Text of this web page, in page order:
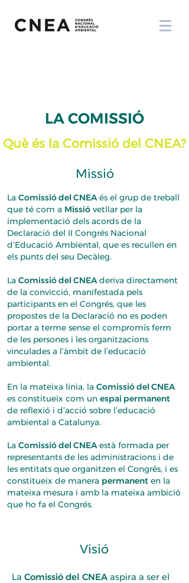
LA COMISSIÓ
Què és la Comissió del CNEA?
Missió
La Comissió del CNEAés el grup de treball
que té com a Missió vetllar per la
implementació dels acords de la
Declaració del II Congrés Nacional
d’Educació Ambiental, que es recullen en
els punts del seu Decàleg.
La Comissió del CNEAderiva directament
de la convicció, manifestada pels
participants en el Congrés, que les
propostes de la Declaració no es poden
portar a terme sense el compromís ferm
de les persones i les organitzacions
vinculades a l’àmbit de l’educació
ambiental.
En la mateixa línia, la Comissió del CNEA
es constitueix com un espai permanent
de reflexió i d’acció sobre l’educació
ambiental a Catalunya.
La Comissió del CNEAestà formada per
representants de les administracions i de
les entitats que organitzen el Congrés, i es
constitueix de manera permanent en la
mateixa mesura i amb la mateixa ambició
que ho fa el Congrés.
Visió
La Comissió del CNEA aspira a ser el